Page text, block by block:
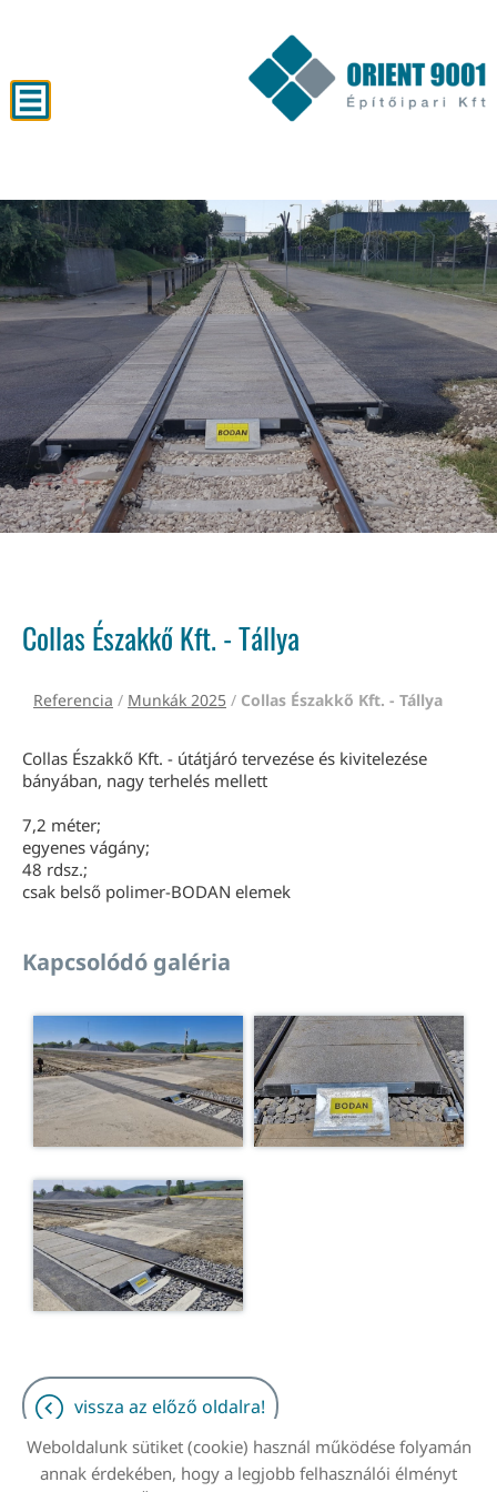
Collas Északkő Kft. - Tállya
Referencia / Munkák 2025 / Collas Északkő Kft. - Tállya
Collas Északkő Kft. - útátjáró tervezése és kivitelezése
bányában, nagy terhelés mellett
7,2 méter;
egyenes vágány;
48 rdsz.;
csak belső polimer-BODAN elemek
Kapcsolódó galéria
vissza az előző oldalra!
Weboldalunk sütiket (cookie) használ működése folyamán
annak érdekében, hogy a legjobb felhasználói élményt